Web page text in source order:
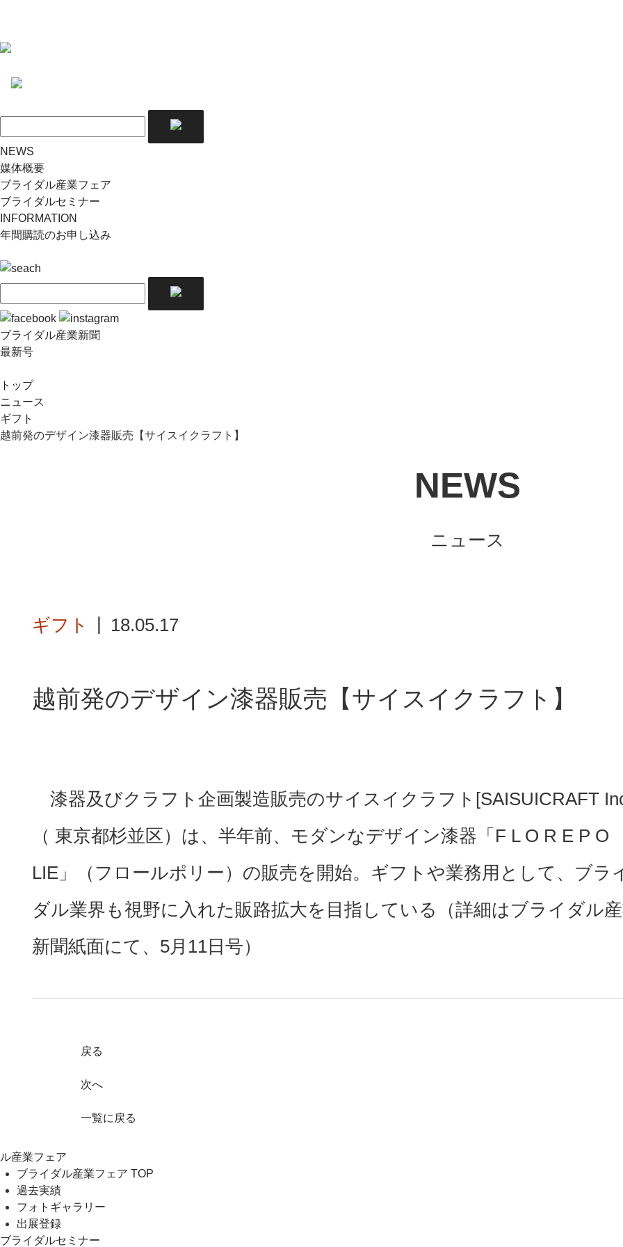
NEWS
媒体概要
ブライダル産業フェア
ブライダルセミナー
INFORMATION
年間購読のお申し込み
ブライダル産業新聞
最新号
トップ
ニュース
ギフト
越前発のデザイン漆器販売【サイスイクラフト】
NEWS
ニュース
ギフト 18.05.17
越前発のデザイン漆器販売【サイスイクラフト】
漆器及びクラフト企画製造販売のサイスイクラフト[SAISUICRAFT
（ 東京都杉並区）は、半年前、モダンなデザイン漆器「F L O R E P O
LIE」（フロールポリー）の販売を開始。ギフトや業務用として、ブラ
ダル業界も視野に入れた販路拡大を目指している（詳細はブライダル
新聞紙面にて、5月11日号）
戻る
次へ
一覧に戻る
ル産業フェア
ブライダル産業フェア TOP
過去実績
フォトギャラリー
出展登録
ブライダルセミナー